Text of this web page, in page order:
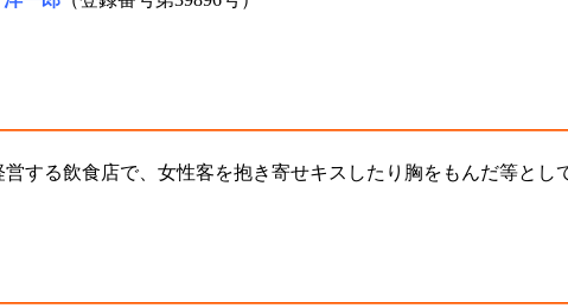
する飲食店で、女性客を抱き寄せキスしたり胸をもんだ等とし